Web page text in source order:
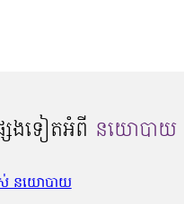
េងទៀតអំពី នយោបាយ
ស់ នយោបាយ